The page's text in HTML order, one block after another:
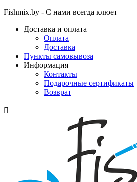
Fishmix.by - С нами всегда клюет
Доставка и оплата
Оплата
Доставка
Пункты самовывоза
Информация
Контакты
Подарочные сертификаты
Возврат
